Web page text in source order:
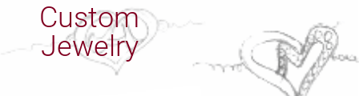
Custom
Jewelry